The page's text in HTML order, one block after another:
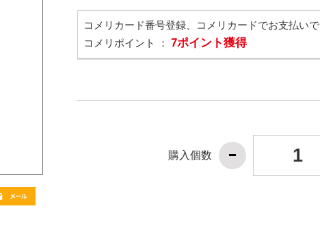
コメリカード番号登録、コメリカードでお支払いで
コメリポイント ： 7ポイント獲得
購入個数